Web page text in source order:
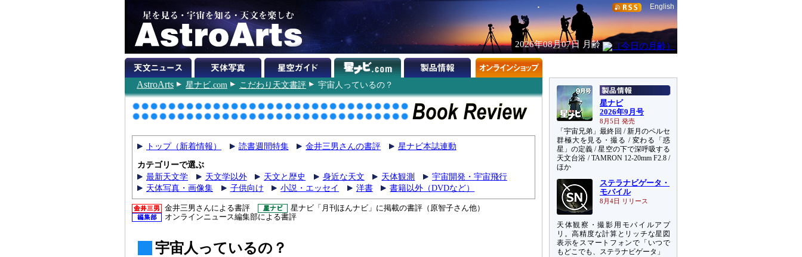
English
2026年08月07日 月齢
AstroArts 星ナビ.com こだわり天文書評 宇宙人っているの？
トップ（新着情報） 読書週間特集 金井三男さんの書評 星ナビ本誌連動
カテゴリーで選ぶ
最新天文学
天文学以外 天文と歴史 身近な天文 天体観測
宇宙開発・宇宙飛行
天体写真・画像集
子供向け 小説・エッセイ 洋書 書籍以外（DVDなど）
金井三男さんによる書評
星ナビ「月刊ほんナビ」に掲載の書評（原智子さん他）
オンラインニュース編集部による書評
宇宙人っているの？
星ナビ
2026年9月号
8月5日 発売
「宇宙兄弟」最終回 / 新月のペルセ
群極大を見る・撮る / 変わる「惑
星」の定義 / 星空の下で深呼吸する
天文台浴 / TAMRON 12-20mm F2.8 /
ほか
ステラナビゲータ・
モバイル
8月4日 リリース
天体観察・撮影用モバイルアプ
リ。高精度な計算とリッチな星図
表示をスマートフォンで「いつで
もどこでも、ステラナビゲータ」